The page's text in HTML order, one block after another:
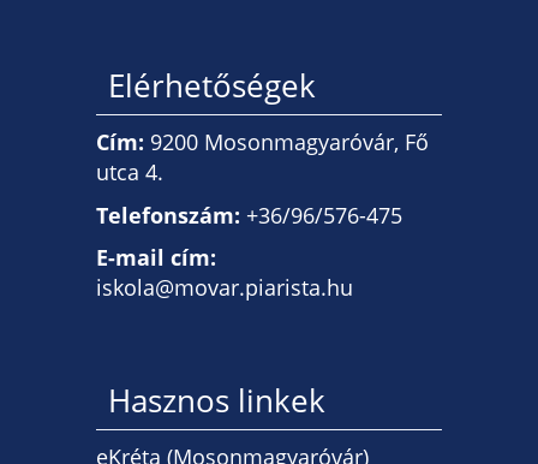
Elérhetőségek
Cím: 9200 Mosonmagyaróvár, Fő
utca 4.
Telefonszám: +36/96/576-475
E-mail cím:
iskola@movar.piarista.hu
Hasznos linkek
eKréta (Mosonmagyaróvár)